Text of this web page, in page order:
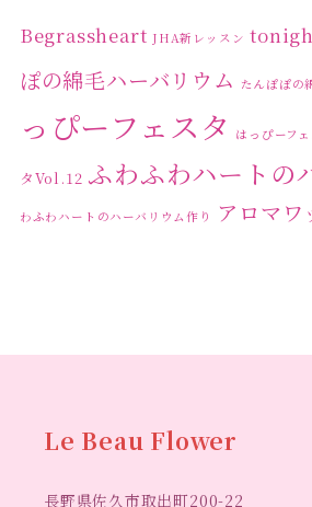
Begrassheart JHA新レッスン
ぽの綿毛ハーバリウム たんぽぽの
っぴーフェスタ
はっぴーフ
タVol.12 ふわふわハートの
わふわハートのハーバリウム作り
アロマワ
リウムレッスン
Le Beau Flower
長野県佐久市取出町200-22